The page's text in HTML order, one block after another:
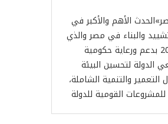
الأهم والأكبر في
والبناء في مصر والذي
يُعقد سنوياً منذ 2014 بدعم ورعاية حكومية
لتحسين البيئة
والتنمية الشاملة،
القومية للدولة